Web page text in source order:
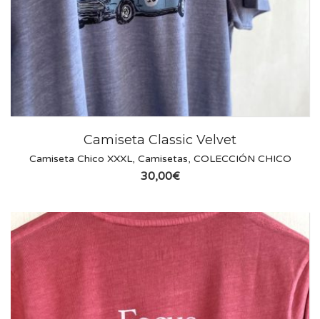
Camiseta Classic Velvet
Camiseta Chico XXXL, Camisetas, COLECCIÓN CHICO
30,00€